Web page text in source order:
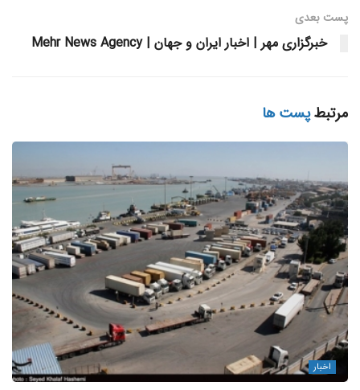
پست‌ بعدی
خبرگزاری مهر | اخبار ایران و جهان | Mehr News Agency
مرتبطپست ها
اخبار